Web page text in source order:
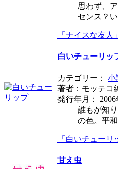
思わず、
センス？
「ナイスな友人
白いチューリッ
カテゴリー： 小
著者：モッテコ
発行年月： 2006
誰もが知
の色。平
「白いチュー
甘え虫